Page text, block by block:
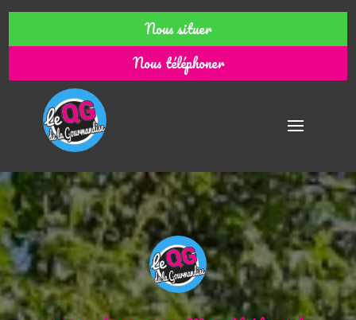
Nous situer
Nous téléphoner